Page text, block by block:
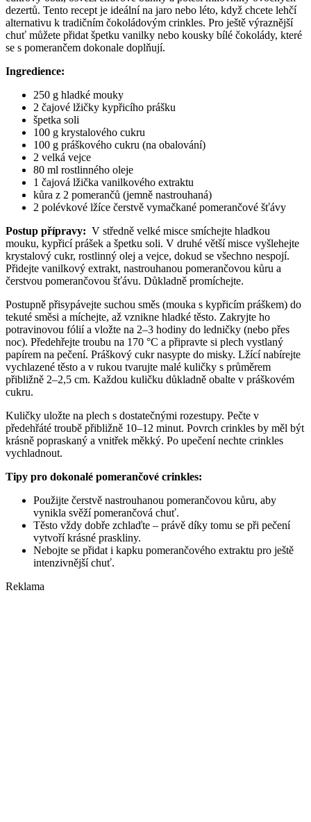
dezertů. Tento recept je ideální na jaro nebo léto, když chcete lehčí
alternativu k tradičním čokoládovým crinkles. Pro ještě výraznější
chuť můžete přidat špetku vanilky nebo kousky bílé čokolády, které
se s pomerančem dokonale doplňují.
Ingredience:
250 g hladké mouky
2 čajové lžičky kypřicího prášku
špetka soli
100 g krystalového cukru
100 g práškového cukru (na obalování)
2 velká vejce
80 ml rostlinného oleje
1 čajová lžička vanilkového extraktu
kůra z 2 pomerančů (jemně nastrouhaná)
2 polévkové lžíce čerstvě vymačkané pomerančové šťávy
Postup přípravy: V středně velké misce smíchejte hladkou
mouku, kypřicí prášek a špetku soli. V druhé větší misce vyšlehejte
krystalový cukr, rostlinný olej a vejce, dokud se všechno nespojí.
Přidejte vanilkový extrakt, nastrouhanou pomerančovou kůru a
čerstvou pomerančovou šťávu. Důkladně promíchejte.
Postupně přisypávejte suchou směs (mouka s kypřicím práškem) do
tekuté směsi a míchejte, až vznikne hladké těsto. Zakryjte ho
potravinovou fólií a vložte na 2–3 hodiny do ledničky (nebo přes
noc). Předehřejte troubu na 170 °C a připravte si plech vystlaný
papírem na pečení. Práškový cukr nasypte do misky. Lžící nabírejte
vychlazené těsto a v rukou tvarujte malé kuličky s průměrem
přibližně 2–2,5 cm. Každou kuličku důkladně obalte v práškovém
cukru.
Kuličky uložte na plech s dostatečnými rozestupy. Pečte v
předehřáté troubě přibližně 10–12 minut. Povrch crinkles by měl být
krásně popraskaný a vnitřek měkký. Po upečení nechte crinkles
vychladnout.
Tipy pro dokonalé pomerančové crinkles:
Použijte čerstvě nastrouhanou pomerančovou kůru, aby
vynikla svěží pomerančová chuť.
Těsto vždy dobře zchlaďte – právě díky tomu se při pečení
vytvoří krásné praskliny.
Nebojte se přidat i kapku pomerančového extraktu pro ještě
intenzivnější chuť.
Reklama